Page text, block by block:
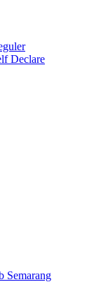
Declare
Semarang